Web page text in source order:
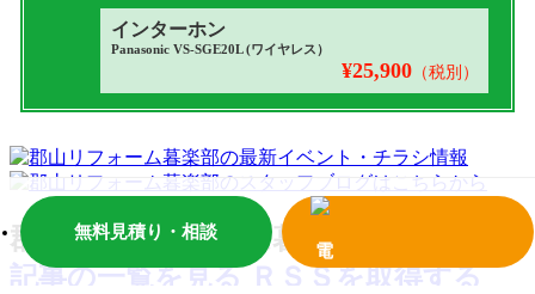
無料見積り・相談
インターホン
Panasonic VS-SGE20L (ワイヤレス）
¥25,900（税別）
郡山塗装リフォーム暮楽部ブログ
記事の一覧を見る
ＲＳＳを取得する